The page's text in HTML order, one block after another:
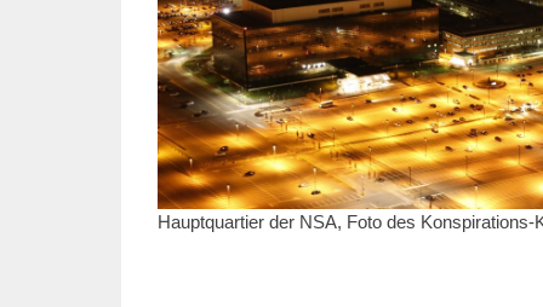
Hauptquartier der NSA, Foto des Konspirations-